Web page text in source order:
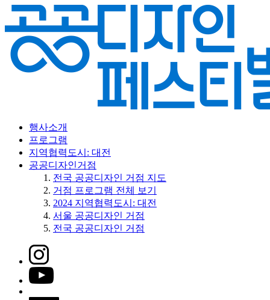
행사소개
프로그램
지역협력도시: 대전
공공디자인거점
전국 공공디자인 거점 지도
거점 프로그램 전체 보기
2024 지역협력도시: 대전
서울 공공디자인 거점
전국 공공디자인 거점